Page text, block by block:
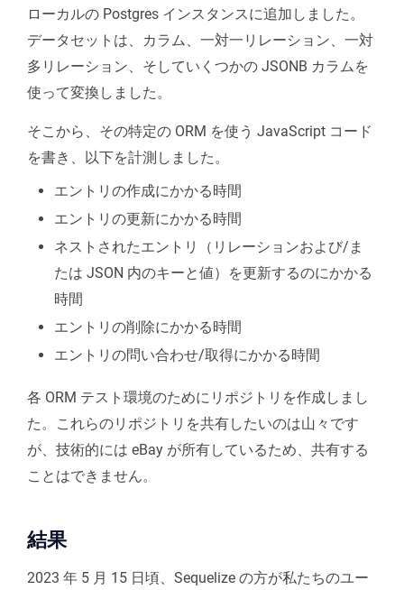
ローカルの Postgres インスタンスに追加しました。
データセットは、カラム、一対一リレーション、一対
多リレーション、そしていくつかの JSONB カラムを
使って変換しました。
そこから、その特定の ORM を使う JavaScript コード
を書き、以下を計測しました。
エントリの作成にかかる時間
エントリの更新にかかる時間
ネストされたエントリ（リレーションおよび/ま
たは JSON 内のキーと値）を更新するのにかかる
時間
エントリの削除にかかる時間
エントリの問い合わせ/取得にかかる時間
各 ORM テスト環境のためにリポジトリを作成しまし
た。これらのリポジトリを共有したいのは山々です
が、技術的には eBay が所有しているため、共有する
ことはできません。
結果
2023 年 5 月 15 日頃、Sequelize の方が私たちのユー